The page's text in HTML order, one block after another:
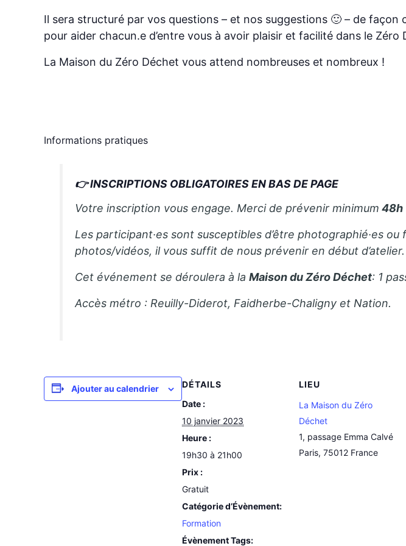
Il sera structuré par vos questions – et nos suggestions 🙂 – de
pour aider chacun.e d’entre vous à avoir plaisir et facilité dans le
La Maison du Zéro Déchet vous attend nombreuses et nombreux !
Informations pratiques
👉 INSCRIPTIONS OBLIGATOIRES EN BAS DE PAGE
Votre inscription vous engage. Merci de prévenir minimum 48h
Les participant·es sont susceptibles d’être photographié·es
photos/vidéos, il vous suffit de nous prévenir en début d’atelier.
Cet événement se déroulera à laMaison du Zéro Déchet: 1
Accès métro : Reuilly-Diderot, Faidherbe-Chaligny et Nation.
Ajouter au calendrier
DÉTAILS
Date :
10 janvier 2023
Heure :
19h30 à 21h00
Prix :
Gratuit
Catégorie d’Évènement:
Formation
Évènement Tags:
LIEU
La Maison du Zéro
Déchet
1, passage Emma Calvé
Paris, 75012 France